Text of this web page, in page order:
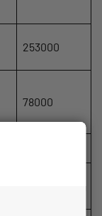
253000
78000